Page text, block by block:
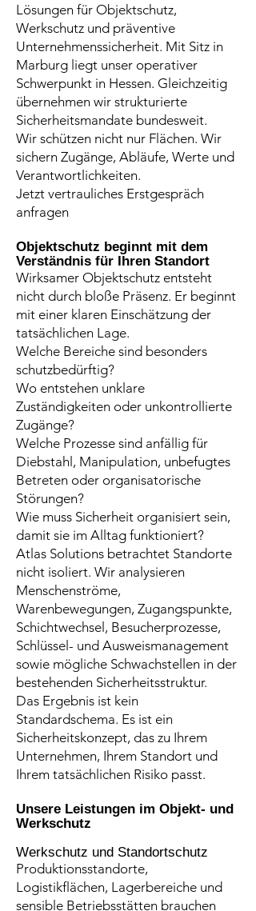
Lösungen für Objektschutz,
Werkschutz und präventive
Unternehmenssicherheit. Mit Sitz in
Marburg liegt unser operativer
Schwerpunkt in Hessen. Gleichzeitig
übernehmen wir strukturierte
Sicherheitsmandate bundesweit.
Wir schützen nicht nur Flächen. Wir
sichern Zugänge, Abläufe, Werte und
Verantwortlichkeiten.
Jetzt vertrauliches Erstgespräch
anfragen
Objektschutz beginnt mit dem
Verständnis für Ihren Standort
Wirksamer Objektschutz entsteht
nicht durch bloße Präsenz. Er beginnt
mit einer klaren Einschätzung der
tatsächlichen Lage.
Welche Bereiche sind besonders
schutzbedürftig?
Wo entstehen unklare
Zuständigkeiten oder unkontrollierte
Zugänge?
Welche Prozesse sind anfällig für
Diebstahl, Manipulation, unbefugtes
Betreten oder organisatorische
Störungen?
Wie muss Sicherheit organisiert sein,
damit sie im Alltag funktioniert?
Atlas Solutions betrachtet Standorte
nicht isoliert. Wir analysieren
Menschenströme,
Warenbewegungen, Zugangspunkte,
Schichtwechsel, Besucherprozesse,
Schlüssel- und Ausweismanagement
sowie mögliche Schwachstellen in der
bestehenden Sicherheitsstruktur.
Das Ergebnis ist kein
Standardschema. Es ist ein
Sicherheitskonzept, das zu Ihrem
Unternehmen, Ihrem Standort und
Ihrem tatsächlichen Risiko passt.
Unsere Leistungen im Objekt- und
Werkschutz
Werkschutz und Standortschutz
Produktionsstandorte,
Logistikflächen, Lagerbereiche und
sensible Betriebsstätten brauchen